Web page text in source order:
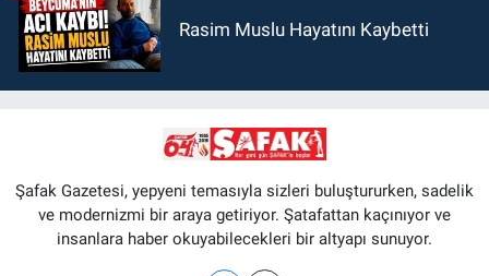
Rasim Muslu Hayatını Kaybetti
Şafak Gazetesi, yepyeni temasıyla sizleri buluştururken, sadelik
ve modernizmi bir araya getiriyor. Şatafattan kaçınıyor ve
insanlara haber okuyabilecekleri bir altyapı sunuyor.